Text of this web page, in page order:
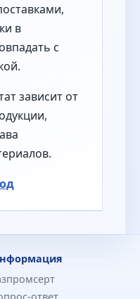
в
с
зависит от